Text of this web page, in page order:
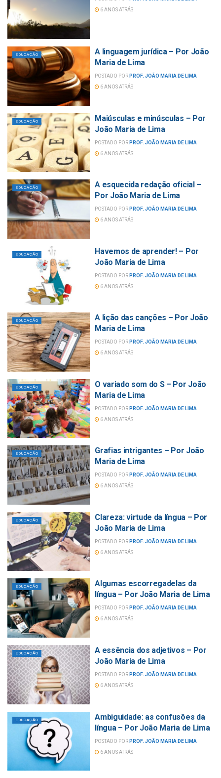
6 ANOS ATRÁS
EDUCAÇÃO
A linguagem jurídica – Por João
Maria de Lima
POSTADO POR PROF. JOÃO MARIA DE LIMA
6 ANOS ATRÁS
EDUCAÇÃO
Maiúsculas e minúsculas – Por
João Maria de Lima
POSTADO POR PROF. JOÃO MARIA DE LIMA
6 ANOS ATRÁS
EDUCAÇÃO
A esquecida redação oficial –
Por João Maria de Lima
POSTADO POR PROF. JOÃO MARIA DE LIMA
6 ANOS ATRÁS
EDUCAÇÃO
Havemos de aprender! – Por
João Maria de Lima
POSTADO POR PROF. JOÃO MARIA DE LIMA
6 ANOS ATRÁS
EDUCAÇÃO
A lição das canções – Por João
Maria de Lima
POSTADO POR PROF. JOÃO MARIA DE LIMA
6 ANOS ATRÁS
EDUCAÇÃO
O variado som do S – Por João
Maria de Lima
POSTADO POR PROF. JOÃO MARIA DE LIMA
6 ANOS ATRÁS
EDUCAÇÃO
Grafias intrigantes – Por João
Maria de Lima
POSTADO POR PROF. JOÃO MARIA DE LIMA
6 ANOS ATRÁS
EDUCAÇÃO
Clareza: virtude da língua – Por
João Maria de Lima
POSTADO POR PROF. JOÃO MARIA DE LIMA
6 ANOS ATRÁS
EDUCAÇÃO
Algumas escorregadelas da
língua – Por João Maria de Lima
POSTADO POR PROF. JOÃO MARIA DE LIMA
6 ANOS ATRÁS
EDUCAÇÃO
A essência dos adjetivos – Por
João Maria de Lima
POSTADO POR PROF. JOÃO MARIA DE LIMA
6 ANOS ATRÁS
EDUCAÇÃO
Ambiguidade: as confusões da
língua – Por João Maria de Lima
POSTADO POR PROF. JOÃO MARIA DE LIMA
6 ANOS ATRÁS